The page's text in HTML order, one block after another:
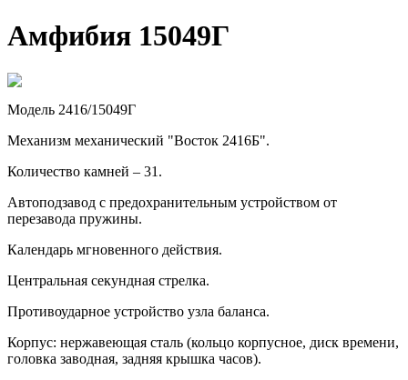
Амфибия 15049Г
Модель 2416/15049Г
Механизм механический "Восток 2416Б".
Количество камней – 31.
Автоподзавод с предохранительным устройством от
перезавода пружины.
Календарь мгновенного действия.
Центральная секундная стрелка.
Противоударное устройство узла баланса.
Корпус: нержавеющая сталь (кольцо корпусное, диск времени,
головка заводная, задняя крышка часов).